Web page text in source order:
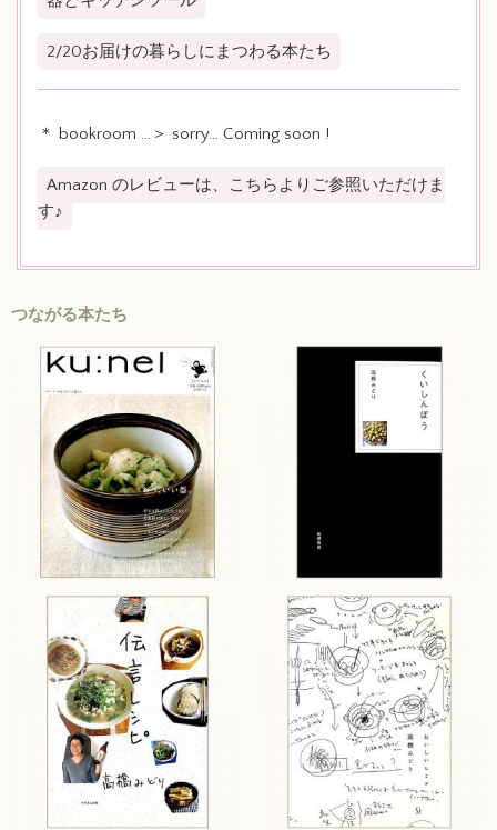
2/20お届けの暮らしにまつわる本たち
＊ bookroom …＞ sorry… Coming soon !
Amazon のレビューは、こちらよりご参照いただけま
す♪
つながる本たち